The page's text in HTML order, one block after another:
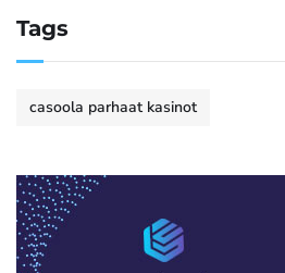
Tags
casoola parhaat kasinot